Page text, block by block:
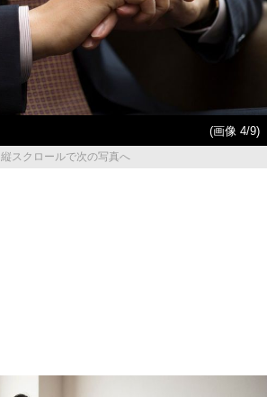
(画像 4/9)
縦スクロールで次の写真へ